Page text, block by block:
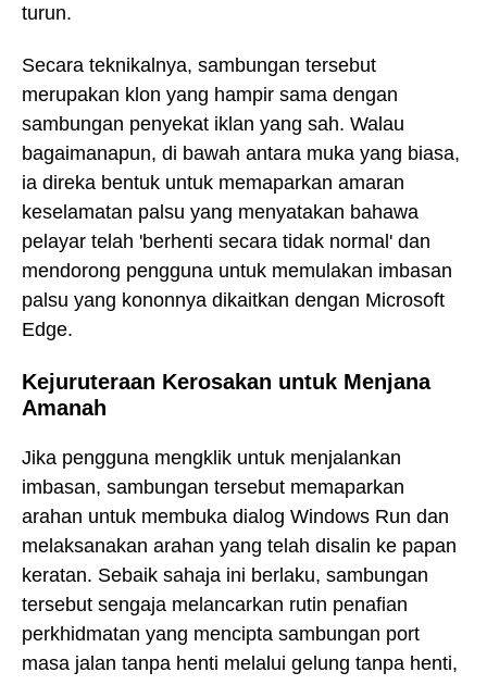
turun.
Secara teknikalnya, sambungan tersebut
merupakan klon yang hampir sama dengan
sambungan penyekat iklan yang sah. Walau
bagaimanapun, di bawah antara muka yang biasa,
ia direka bentuk untuk memaparkan amaran
keselamatan palsu yang menyatakan bahawa
pelayar telah 'berhenti secara tidak normal' dan
mendorong pengguna untuk memulakan imbasan
palsu yang kononnya dikaitkan dengan Microsoft
Edge.
Kejuruteraan Kerosakan untuk Menjana
Amanah
Jika pengguna mengklik untuk menjalankan
imbasan, sambungan tersebut memaparkan
arahan untuk membuka dialog Windows Run dan
melaksanakan arahan yang telah disalin ke papan
keratan. Sebaik sahaja ini berlaku, sambungan
tersebut sengaja melancarkan rutin penafian
perkhidmatan yang mencipta sambungan port
masa jalan tanpa henti melalui gelung tanpa henti,